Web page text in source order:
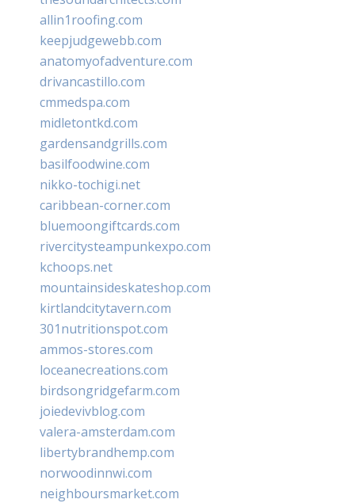
allin1roofing.com
keepjudgewebb.com
anatomyofadventure.com
drivancastillo.com
cmmedspa.com
midletontkd.com
gardensandgrills.com
basilfoodwine.com
nikko-tochigi.net
caribbean-corner.com
bluemoongiftcards.com
rivercitysteampunkexpo.com
kchoops.net
mountainsideskateshop.com
kirtlandcitytavern.com
301nutritionspot.com
ammos-stores.com
loceanecreations.com
birdsongridgefarm.com
joiedevivblog.com
valera-amsterdam.com
libertybrandhemp.com
norwoodinnwi.com
neighboursmarket.com